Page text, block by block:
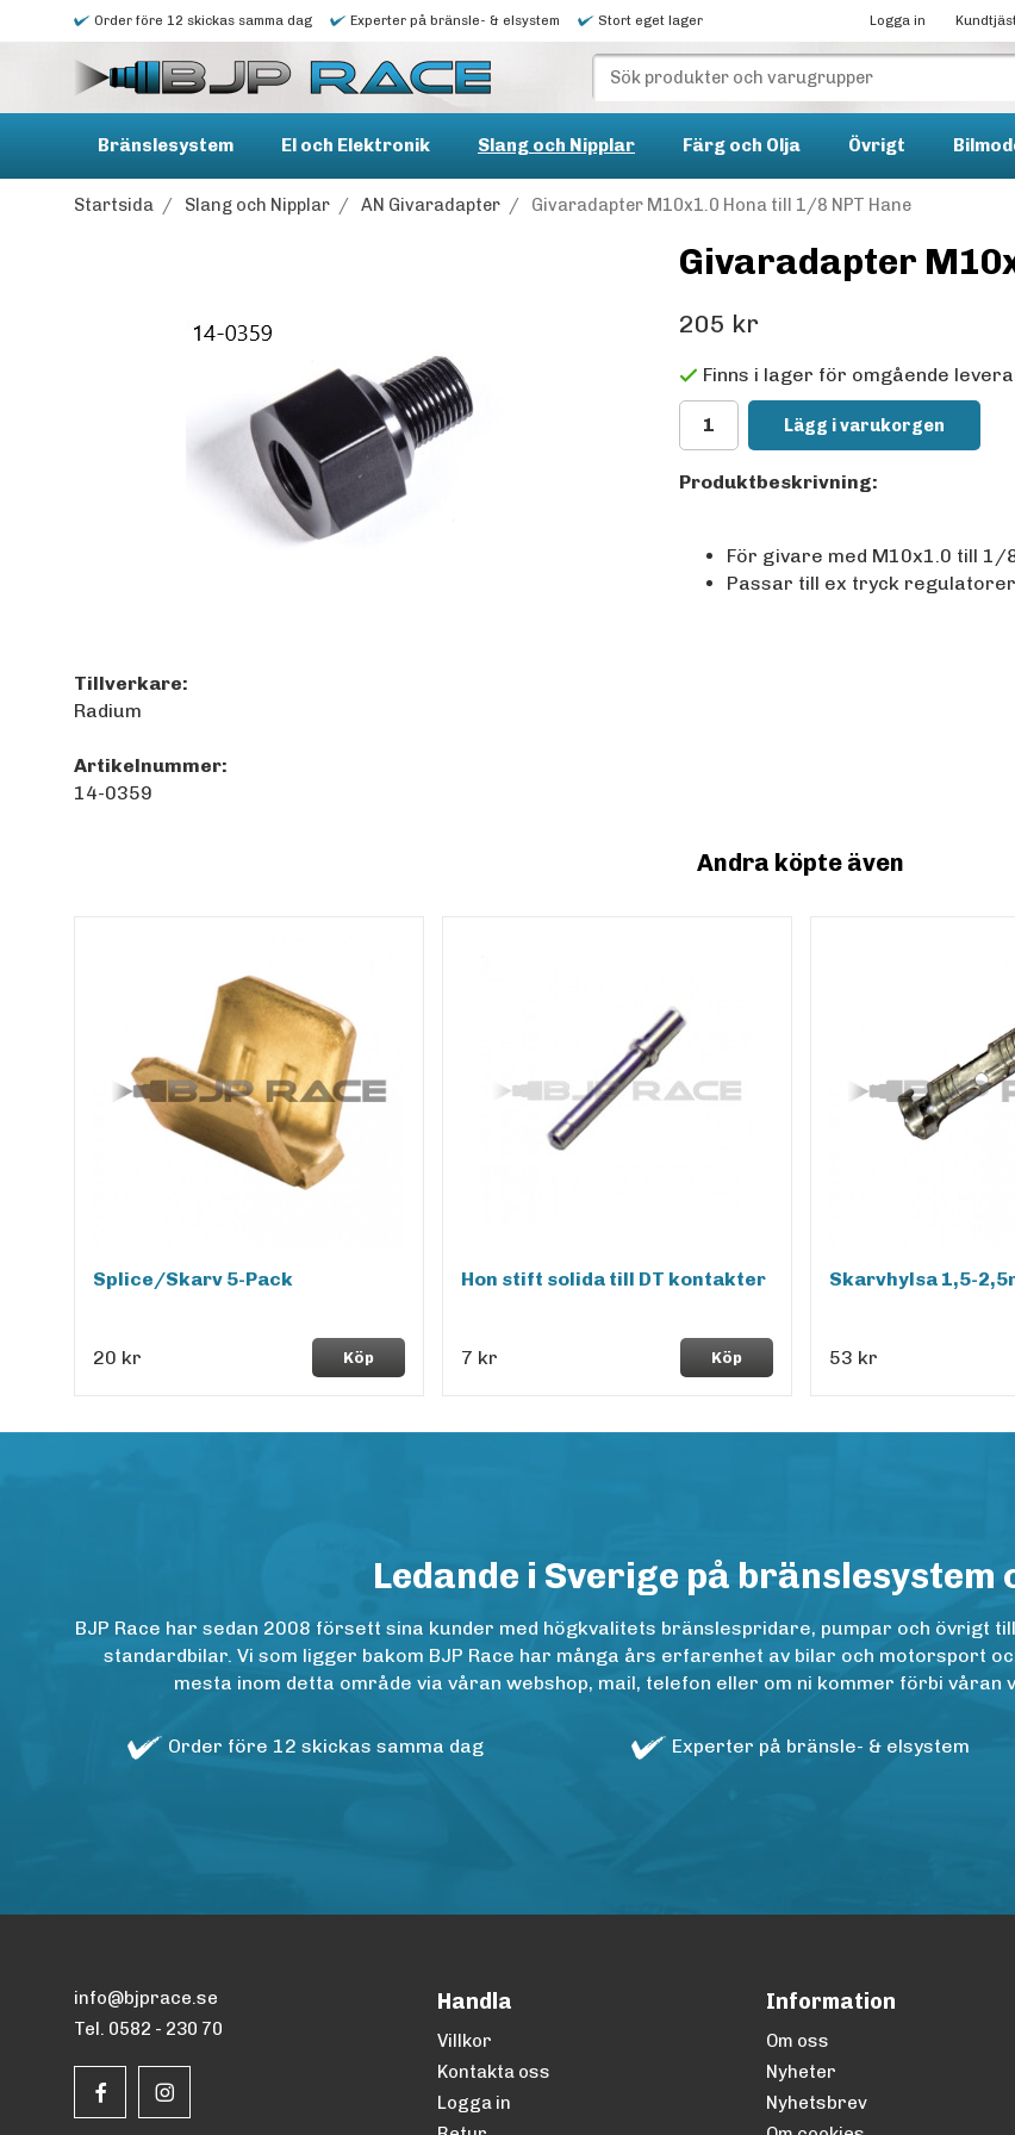
Order före 12 skickas samma dag Experter på bränsle- & elsystem Stort eget lager Logga in
Bränslesystem El och Elektronik Slang och Nipplar Färg och Olja Övrigt
Startsida / Slang och Nipplar / AN Givaradapter / Givaradapter M10x1.0 Hona till 1/8 NPT Hane
Givaradapter
205 kr
Finns i lager för omgående
Lägg i varukorgen
Produktbeskrivning:
För givare med M10x1.0 till 1/8
Passar till ex tryck regulatorer
Tillverkare:
Radium
Artikelnummer:
14-0359
Andra köpte även
Splice/Skarv 5-Pack
20 kr Köp
Hon stift solida till DT kontakter
7 kr Köp
Skarvhylsa 1,5-
53 kr
Ledande i Sverige på bränslesystem
BJP Race har sedan 2008 försett sina kunder med högkvalitets bränslespridare, pumpar och övrigt
standardbilar. Vi som ligger bakom BJP Race har många års erfarenhet av bilar och motorsport
mesta inom detta område via våran webshop, mail, telefon eller om ni kommer förbi
Order före 12 skickas samma dag Experter på bränsle- & elsystem
info@bjprace.se
Tel. 0582 - 230 70
Handla
Villkor
Kontakta oss
Logga in
Information
Om oss
Nyheter
Nyhetsbrev